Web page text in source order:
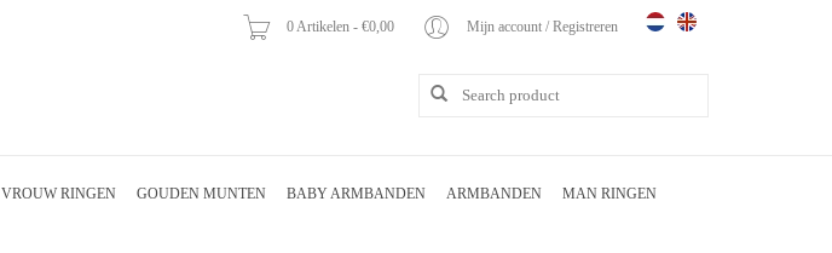
0 Artikelen - €0,00 Mijn account / Registreren
VROUW RINGEN GOUDEN MUNTEN BABY ARMBANDEN ARMBANDEN MAN RINGEN